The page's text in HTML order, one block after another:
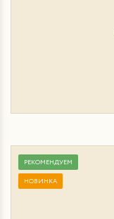
РЕКОМЕНДУЕМ
НОВИНКА